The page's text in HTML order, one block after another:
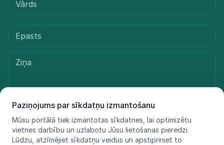
Paziņojums par sīkdatņu izmantošanu
Mūsu portālā tiek izmantotas sīkdatnes, lai optimizētu
vietnes darbību un uzlabotu Jūsu lietošanas pieredzi.
Lūdzu, atzīmējiet sīkdatņu veidus un apstipriniet to
Sūtīt ziņu